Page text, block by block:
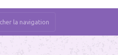
la navigation